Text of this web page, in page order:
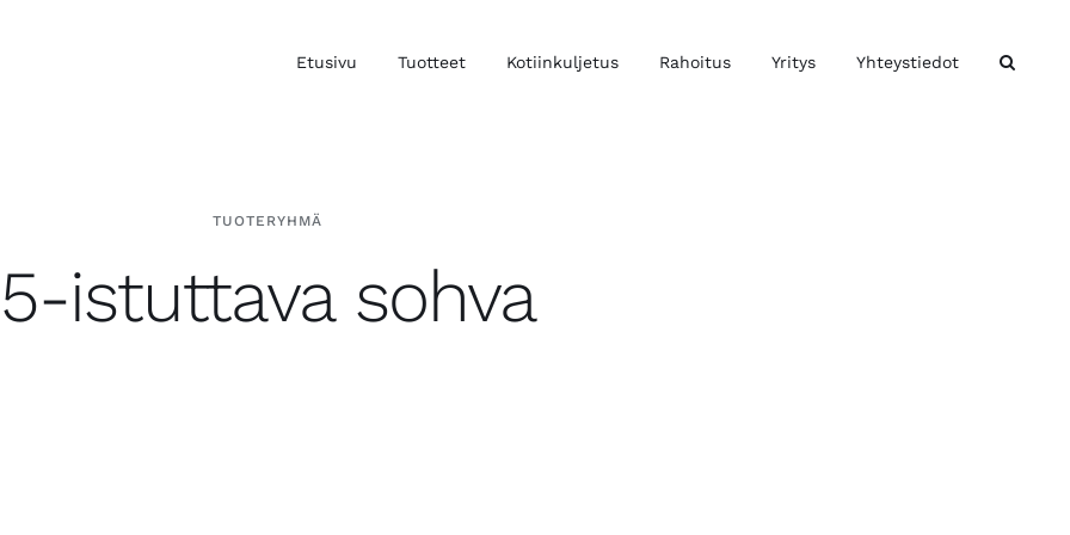
Etusivu Tuotteet Kotiinkuljetus Rahoitus Yritys Yhteystiedot
TUOTERYHMÄ
5-istuttava sohva